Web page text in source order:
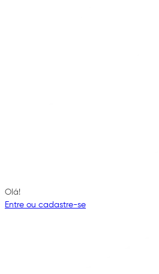
Olá!
Entre ou cadastre-se